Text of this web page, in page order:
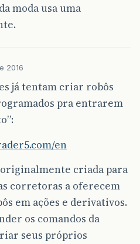
moda usa uma
2016
já tentam criar robôs
pra entrarem
en
criada para
corretoras a oferecem
em ações e derivativos.
os comandos da
seus próprios